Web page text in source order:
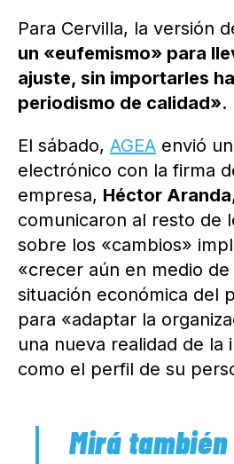
Para Cervilla, la versión
un «eufemismo» para
ajuste, sin importarles
periodismo de calidad».
El sábado, AGEA envió
electrónico con la firma
empresa, Héctor Aranda
comunicaron al resto de
sobre los «cambios»
«crecer aún en medio
situación económica del
para «adaptar la
una nueva realidad de la
como el perfil de su